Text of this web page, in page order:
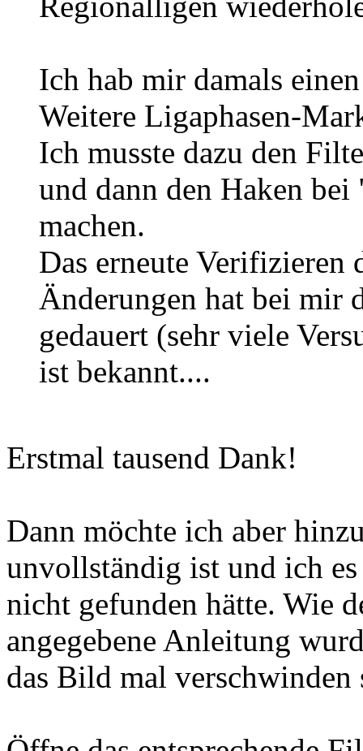
Ich hab mir damals
Weitere Ligaphasen-
Ich musste dazu den
und dann den Haken
machen.
Das erneute Verifizieren
Änderungen hat bei mir
gedauert (sehr viele
ist bekannt....
Erstmal tausend Dank!
Dann möchte ich aber
unvollständig ist und ich
nicht gefunden hätte. Wie
angegebene Anleitung
das Bild mal